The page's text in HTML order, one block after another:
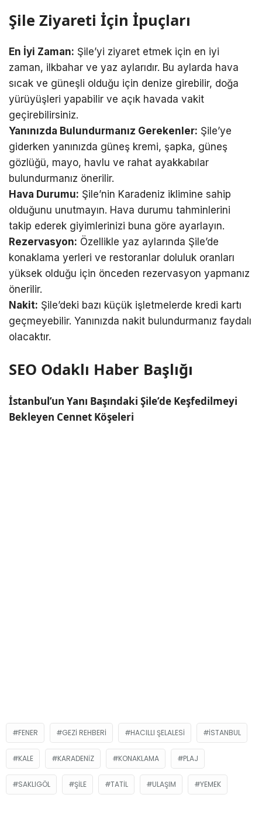
Şile Ziyareti İçin İpuçları
En İyi Zaman: Şile’yi ziyaret etmek için en iyi
zaman, ilkbahar ve yaz aylarıdır. Bu aylarda hava
sıcak ve güneşli olduğu için denize girebilir, doğa
yürüyüşleri yapabilir ve açık havada vakit
geçirebilirsiniz.
Yanınızda Bulundurmanız Gerekenler: Şile’ye
giderken yanınızda güneş kremi, şapka, güneş
gözlüğü, mayo, havlu ve rahat ayakkabılar
bulundurmanız önerilir.
Hava Durumu: Şile’nin Karadeniz iklimine sahip
olduğunu unutmayın. Hava durumu tahminlerini
takip ederek giyimlerinizi buna göre ayarlayın.
Rezervasyon: Özellikle yaz aylarında Şile’de
konaklama yerleri ve restoranlar doluluk oranları
yüksek olduğu için önceden rezervasyon yapmanız
önerilir.
Nakit: Şile’deki bazı küçük işletmelerde kredi kartı
geçmeyebilir. Yanınızda nakit bulundurmanız faydalı
olacaktır.
SEO Odaklı Haber Başlığı
İstanbul’un Yanı Başındaki Şile’de Keşfedilmeyi
Bekleyen Cennet Köşeleri
FENER GEZI REHBERI HACILLI ŞELALESI İSTANBUL
KALE KARADENIZ KONAKLAMA PLAJ
SAKLIGÖL ŞILE TATIL ULAŞIM YEMEK